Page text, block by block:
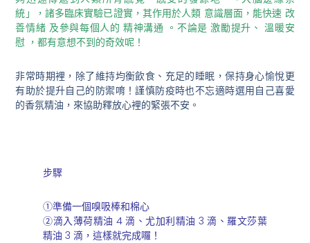
統」，諸多臨床實驗已證實，其作用於人類 意識層面，能快速 改
善情緒 及參與每個人的 精神溝通 。不論是 激勵提升、 溫暖安
慰 ，都有意想不到的奇效呢！
非常時期裡，除了維持均衡飲食、充足的睡眠，保持身心愉悅更
有助於提升自己的防禦唷！謹慎防疫時也不忘適時選用自己喜愛
的香氛精油，來協助釋放心裡的緊張不安。
步驟
①準備一個嗅吸棒和棉心
②滴入薄荷精油 4 滴、尤加利精油 3 滴、羅文莎葉
精油 3 滴，這樣就完成囉！